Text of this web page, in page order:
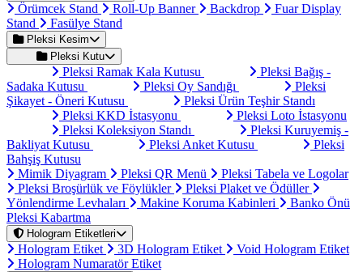
Örümcek Stand Roll-Up Banner Backdrop
Fuar Display
Stand
Fasülye Stand
Pleksi Kesim
Pleksi Kutu
Pleksi Ramak Kala Kutusu
Pleksi Bağış -
Sadaka Kutusu
Pleksi Oy Sandığı
Pleksi
Şikayet - Öneri Kutusu
Pleksi Ürün Teşhir Standı
Pleksi KKD İstasyonu
Pleksi Loto İstasyonu
Pleksi Koleksiyon Standı
Pleksi Kuruyemiş -
Bakliyat Kutusu
Pleksi Anket Kutusu
Pleksi
Bahşiş Kutusu
Mimik Diyagram
Pleksi QR Menü
Pleksi Tabela ve Logolar
Pleksi Broşürlük ve Föylükler
Pleksi Plaket ve Ödüller
Yönlendirme Levhaları
Makine Koruma Kabinleri
Banko Önü
Pleksi Kabartma
Hologram Etiketleri
Hologram Etiket 3D Hologram Etiket
Void Hologram Etiket
Hologram Numaratör Etiket